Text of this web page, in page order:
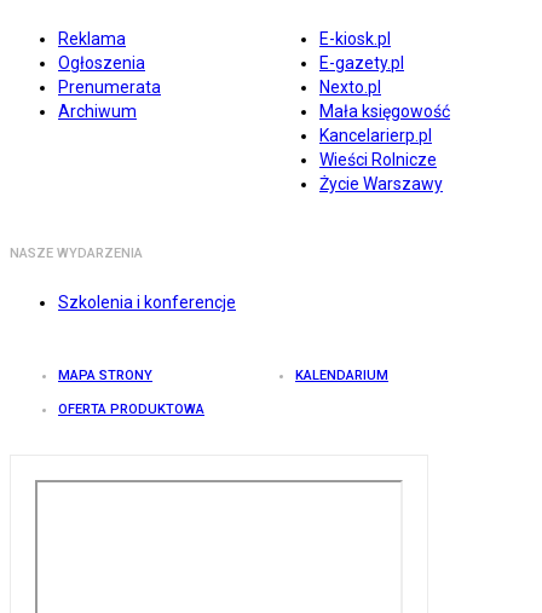
Reklama
Ogłoszenia
Prenumerata
Archiwum
E-kiosk.pl
E-gazety.pl
Nexto.pl
Mała księgowość
Kancelarierp.pl
Wieści Rolnicze
Życie Warszawy
NASZE WYDARZENIA
Szkolenia i konferencje
MAPA STRONY KALENDARIUM
OFERTA PRODUKTOWA